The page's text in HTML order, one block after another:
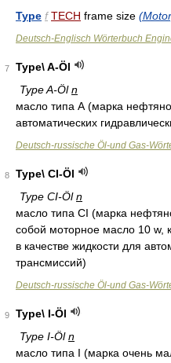
Type f TECH frame size
Deutsch-Englisch Wörterbuch
7
Type\ A-Öl
Type A-Öln
масло типа А (марка
автоматических
Deutsch-russische Öl-und Gas-
8
Type\ CI-Öl
Type CI-Öln
масло типа CI (марка
собой моторное масло 10 w,
в качестве жидкости для
трансмиссий)
Deutsch-russische Öl-und Gas-
9
Type\ I-Öl
Type I-Öln
масло типа I (марка очень